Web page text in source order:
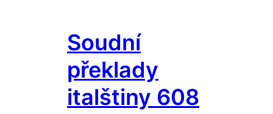
obsahSoudní
překlady
italštiny 608